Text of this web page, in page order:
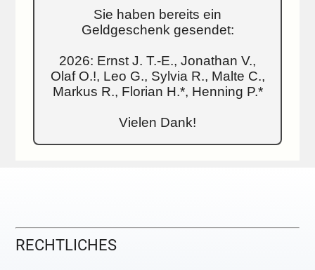
Sie haben bereits ein
Geldgeschenk gesendet:
2026: Ernst J. T.-E., Jonathan V.,
Olaf O.!, Leo G., Sylvia R., Malte C.,
Markus R., Florian H.*, Henning P.*
Vielen Dank!
RECHTLICHES